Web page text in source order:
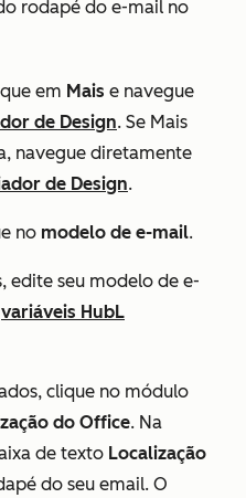
rodapé do e-mail no
em Mais e navegue
de Design. Se Mais
navegue diretamente
de Design.
no modelo de e-mail.
edite seu modelo de e-
variáveis HubL
clique no módulo
do Office. Na
de texto Localização
do seu email. O